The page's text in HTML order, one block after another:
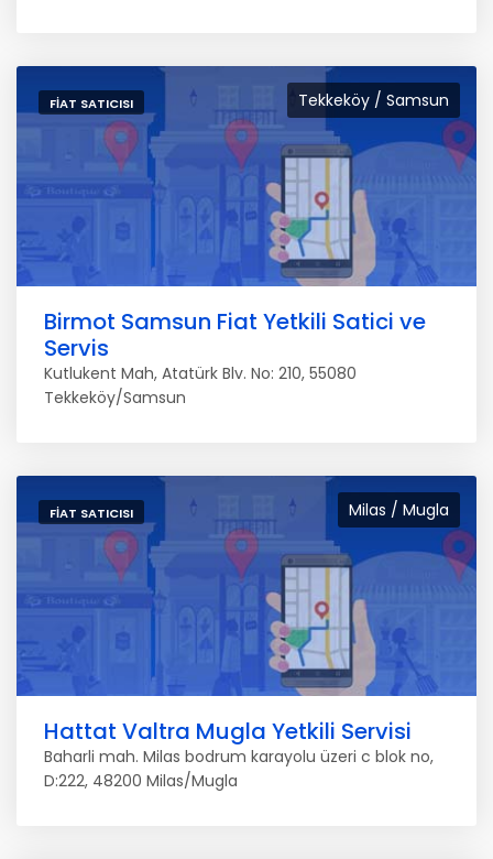
Tekkeköy / Samsun
FIAT SATICISI
Birmot Samsun Fiat Yetkili Satici ve
Servis
Kutlukent Mah, Atatürk Blv. No: 210, 55080
Tekkeköy/Samsun
Milas / Mugla
FIAT SATICISI
Hattat Valtra Mugla Yetkili Servisi
Baharli mah. Milas bodrum karayolu üzeri c blok no,
D:222, 48200 Milas/Mugla